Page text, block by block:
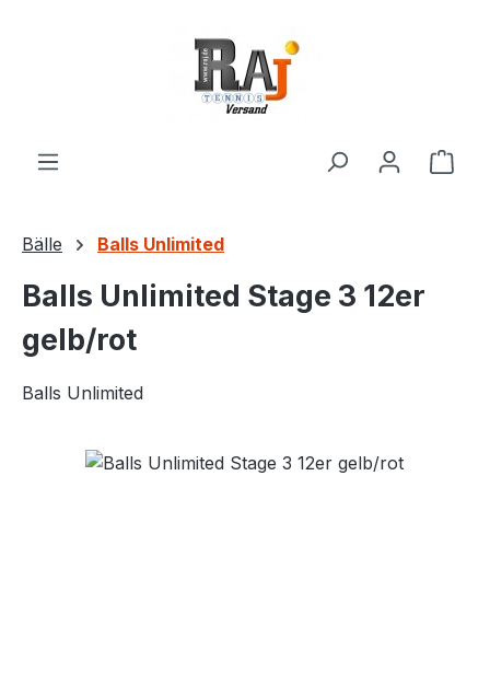
Bälle Balls Unlimited
Balls Unlimited Stage 3 12er
gelb/rot
Balls Unlimited